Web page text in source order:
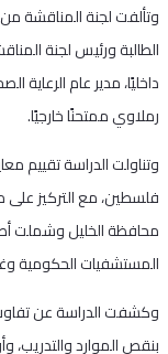
وتألفت لجنة
الطالبة ورئيس لجنة
داخليًا، مدير عام الرعاية
رملاوي ممتحنًا خارجيًا.
وتناولت الدراسة تقييم
فلسطين، مع التركيز على
محافظة الخليل وشملت
المستشفيات الحكومية
وكشفت الدراسة عن
بنقص الموارد